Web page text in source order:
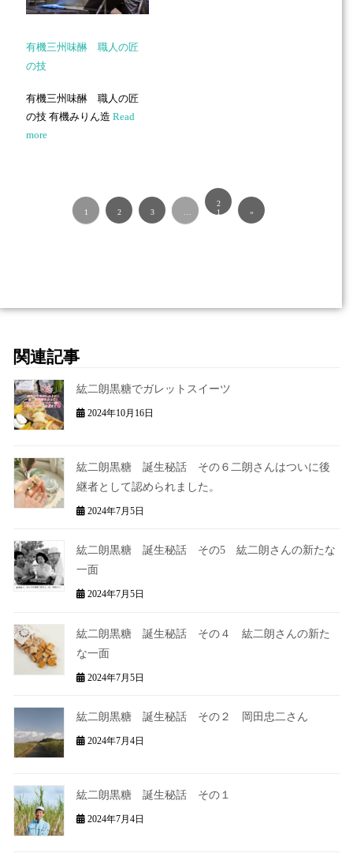
有機三州味醂 職人の匠
の技
有機三州味醂 職人の匠
の技 有機みりん造Read
more
1 2 3
2
1
»
関連記事
紘二朗黒糖でガレットスイーツ
2024年10月16日
紘二朗黒糖 誕生秘話 その６二朗さんはついに後
継者として認められました。
2024年7月5日
紘二朗黒糖 誕生秘話 その5 紘二朗さんの新たな
一面
2024年7月5日
紘二朗黒糖 誕生秘話 その４ 紘二朗さんの新た
な一面
2024年7月5日
紘二朗黒糖 誕生秘話 その２ 岡田忠二さん ​
2024年7月4日
紘二朗黒糖 誕生秘話 その１
2024年7月4日